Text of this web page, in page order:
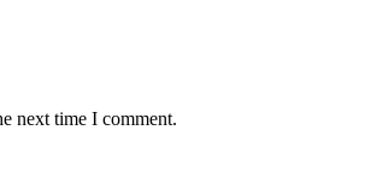
next time I comment.